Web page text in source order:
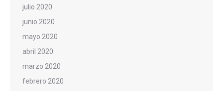
julio 2020
junio 2020
mayo 2020
abril 2020
marzo 2020
febrero 2020